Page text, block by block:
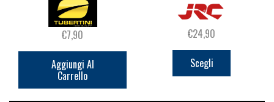
€7,90
Aggiungi Al
Carrello
€24,90
Scegli
Questo
ha